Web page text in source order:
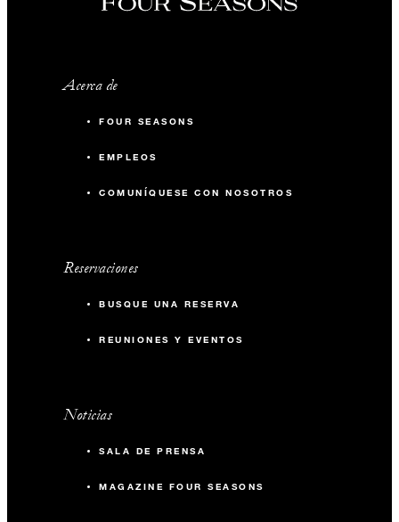
Acerca de
FOUR SEASONS
EMPLEOS
COMUNÍQUESE CON NOSOTROS
Reservaciones
BUSQUE UNA RESERVA
REUNIONES Y EVENTOS
Noticias
SALA DE PRENSA
MAGAZINE FOUR SEASONS